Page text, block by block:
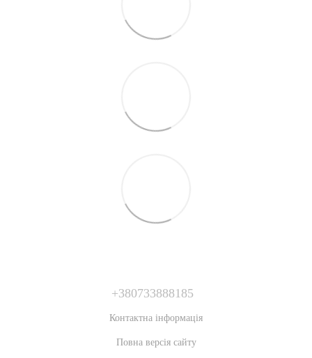
+380733888185
Контактна інформація
Повна версія сайту